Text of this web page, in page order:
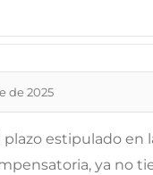
de 2025
plazo estipulado en
ya no